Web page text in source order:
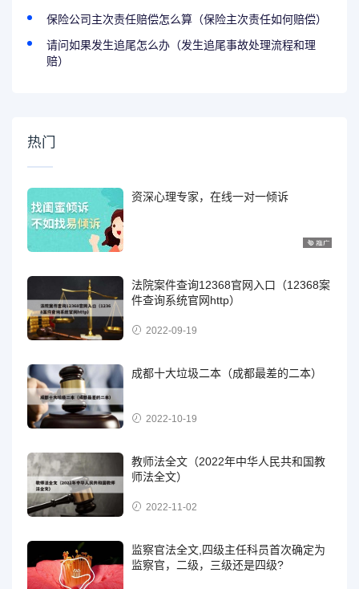
保险公司主次责任赔偿怎么算（保险主次责任如何赔偿）
请问如果发生追尾怎么办（发生追尾事故处理流程和理
赔）
热门
资深心理专家，在线一对一倾诉
法院案件查询12368官网入口（12368案
件查询系统官网http）
2022-09-19
成都十大垃圾二本（成都最差的二本）
2022-10-19
教师法全文（2022年中华人民共和国教
师法全文）
2022-11-02
监察官法全文,四级主任科员首次确定为
监察官，二级，三级还是四级?